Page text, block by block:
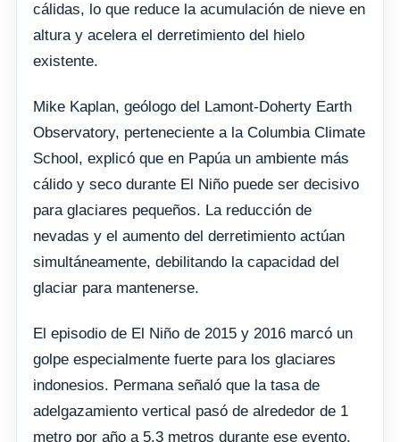
cálidas, lo que reduce la acumulación de nieve en
altura y acelera el derretimiento del hielo
existente.
Mike Kaplan, geólogo del Lamont-Doherty Earth
Observatory, perteneciente a la Columbia Climate
School, explicó que en Papúa un ambiente más
cálido y seco durante El Niño puede ser decisivo
para glaciares pequeños. La reducción de
nevadas y el aumento del derretimiento actúan
simultáneamente, debilitando la capacidad del
glaciar para mantenerse.
El episodio de El Niño de 2015 y 2016 marcó un
golpe especialmente fuerte para los glaciares
indonesios. Permana señaló que la tasa de
adelgazamiento vertical pasó de alrededor de 1
metro por año a 5,3 metros durante ese evento,